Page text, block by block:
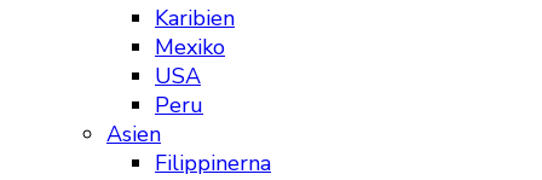
Karibien
Mexiko
USA
Peru
Asien
Filippinerna